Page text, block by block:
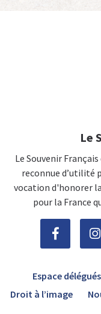
Le
Le Souvenir
reconnue d’utilité
vocation d'honorer
pour la France
Espace délégués
Droit à l’image